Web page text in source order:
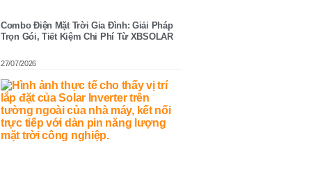
Combo Điện Mặt Trời Gia Đình: Giải Pháp
Trọn Gói, Tiết Kiệm Chi Phí Từ XBSOLAR
27/07/2026